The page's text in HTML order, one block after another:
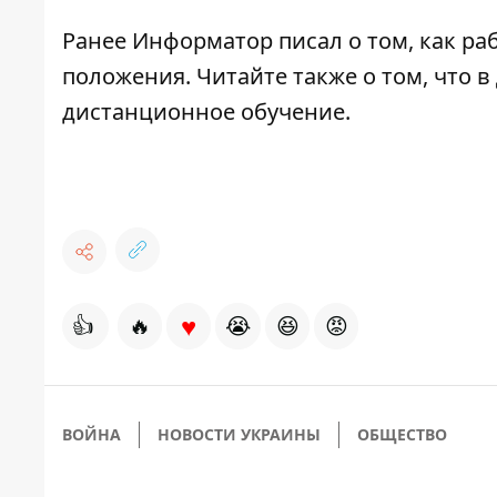
Ранее Информатор писал о том, как
положения. Читайте также о том, что
дистанционное обучение.
👍 🔥 ♥ 😭 😆 😡
ВОЙНА НОВОСТИ УКРАИНЫ ОБЩЕСТВО